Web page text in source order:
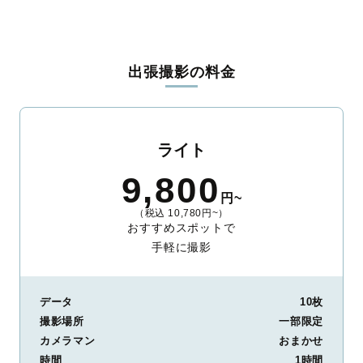
出張撮影の料金
ライト
9,800 円~
（税込 10,780円~）
おすすめスポットで
手軽に撮影
データ
10枚
撮影場所
一部限定
カメラマン
おまかせ
時間
1時間